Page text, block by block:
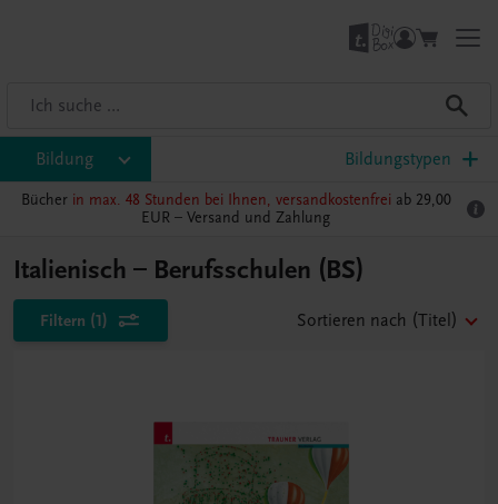
Bildung Bildungstypen
Bücher in max. 48 Stunden bei Ihnen, versandkostenfrei ab 29,00
EUR – Versand und Zahlung
Italienisch – Berufsschulen (BS)
Filtern (1) Sortieren nach (Titel)